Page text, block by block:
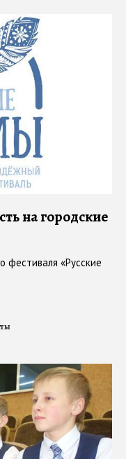
на городские
фестиваля «Русские